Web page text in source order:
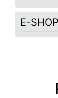
E-SHOP